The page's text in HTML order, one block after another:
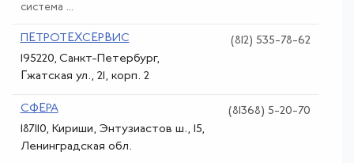
система ...
ПЕТРОТЕХСЕРВИС
195220, Санкт-Петербург,
Гжатская ул., 21, корп. 2
(812) 535-78-62
СФЕРА
187110, Кириши, Энтузиастов ш., 15,
Ленинградская обл.
(81368) 5-20-70